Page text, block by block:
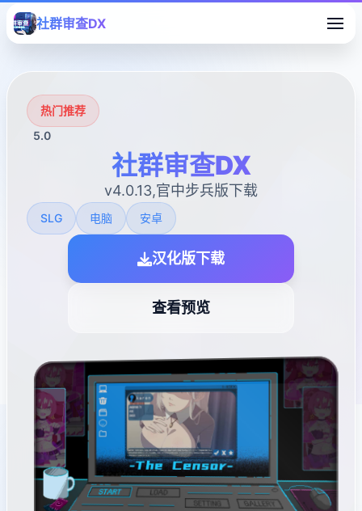
社群审查DX
热门推荐
5.0
社群审查DX
v4.0.13,官中步兵版下载
SLG 电脑 安卓
汉化版下载
查看预览